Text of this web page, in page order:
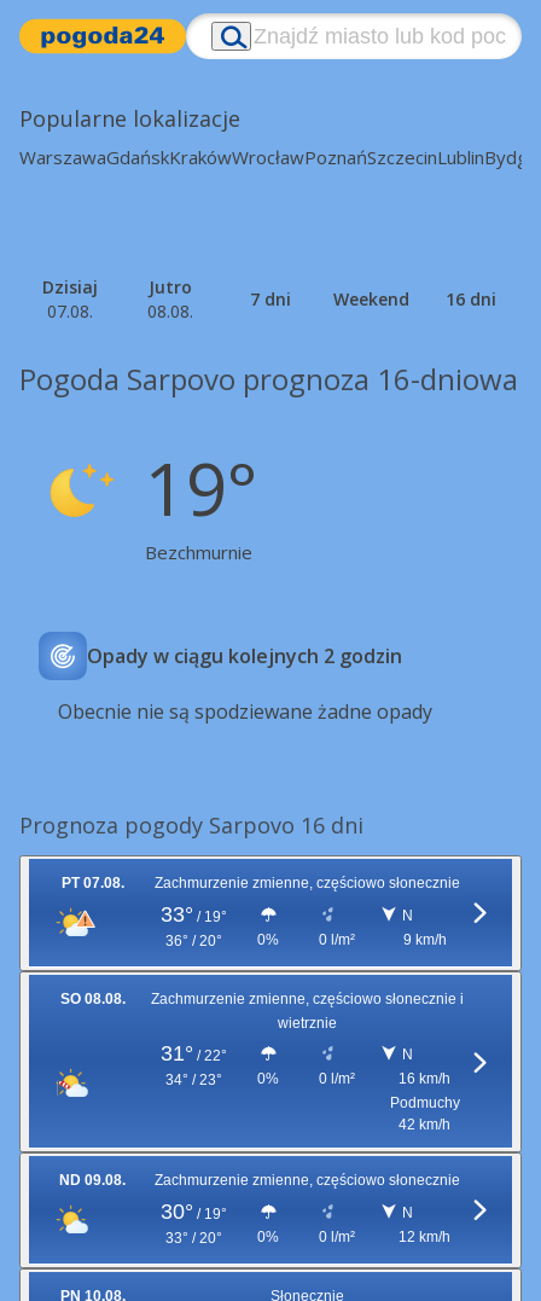
Popularne lokalizacje
WarszawaGdańskKrakówWrocławPoznańSzczecinLublin
Dzisiaj
07.08.
Jutro
08.08.
7 dni Weekend 16 dni
Pogoda Sarpovo prognoza 16-dniowa
19°
Bezchmurnie
Opady w ciągu kolejnych 2 godzin
Obecnie nie są spodziewane żadne opady
Prognoza pogody Sarpovo 16 dni
PT 07.08. Zachmurzenie zmienne, częściowo słonecznie
33° / 19°
36° / 20°
0% 0 l/m²
N
9 km/h
SO 08.08.
Zachmurzenie zmienne, częściowo słonecznie i
wietrznie
31° / 22°
34° / 23°
0% 0 l/m²
N
16 km/h
Podmuchy
42 km/h
ND 09.08. Zachmurzenie zmienne, częściowo słonecznie
30° / 19°
33° / 20°
0% 0 l/m²
N
12 km/h
PN 10.08. Słonecznie